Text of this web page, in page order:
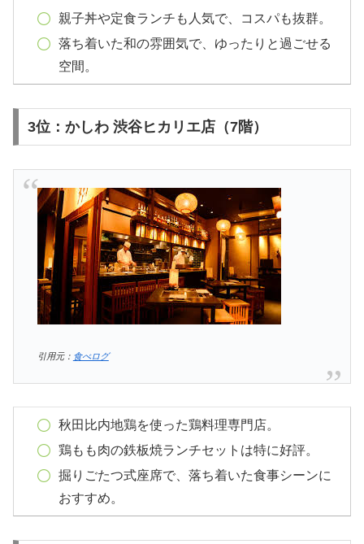
親子丼や定食ランチも人気で、コスパも抜群。
落ち着いた和の雰囲気で、ゆったりと過ごせる
空間。
3位：かしわ 渋谷ヒカリエ店（7階）
引用元： 食べログ
秋田比内地鶏を使った鶏料理専門店。
鶏もも肉の鉄板焼ランチセットは特に好評。
掘りごたつ式座席で、落ち着いた食事シーンに
おすすめ。